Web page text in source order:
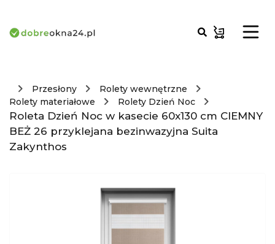
Przesłony
Rolety wewnętrzne
Rolety materiałowe
Rolety Dzień Noc
Roleta Dzień Noc w kasecie 60x130 cm CIEMNY
BEŻ 26 przyklejana bezinwazyjna Suita
Zakynthos